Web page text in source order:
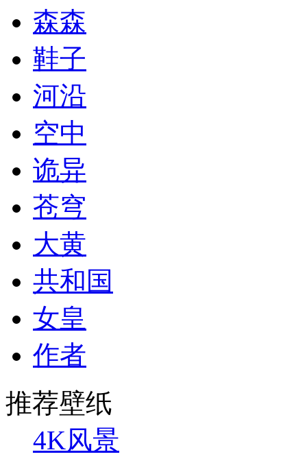
森森
鞋子
河沿
空中
诡异
苍穹
大黄
共和国
女皇
作者
推荐壁纸
4K风景